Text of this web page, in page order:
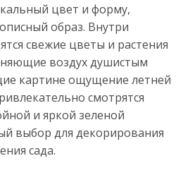
цвет и форму,
образ. Внутри
свежие цветы и растения
воздух душистым
картине ощущение летней
смотрятся
и яркой зеленой
выбор для декорирования
сада.